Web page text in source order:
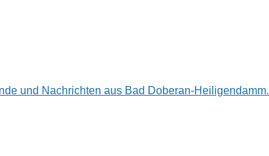
und Nachrichten aus Bad Doberan-Heiligendamm.